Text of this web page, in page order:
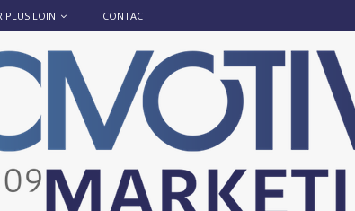
PLUS LOIN CONTACT